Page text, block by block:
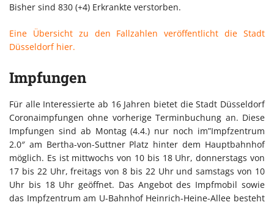
Bisher sind 830 (+4) Erkrankte verstorben.
Eine Übersicht zu den Fallzahlen veröffentlicht die Stadt
Düsseldorf hier.
Impfungen
Für alle Interessierte ab 16 Jahren bietet die Stadt Düsseldorf
Coronaimpfungen ohne vorherige Terminbuchung an. Diese
Impfungen sind ab Montag (4.4.) nur noch im”Impfzentrum
2.0″ am Bertha-von-Suttner Platz hinter dem Hauptbahnhof
möglich. Es ist mittwochs von 10 bis 18 Uhr, donnerstags von
17 bis 22 Uhr, freitags von 8 bis 22 Uhr und samstags von 10
Uhr bis 18 Uhr geöffnet. Das Angebot des Impfmobil sowie
das Impfzentrum am U-Bahnhof Heinrich-Heine-Allee besteht